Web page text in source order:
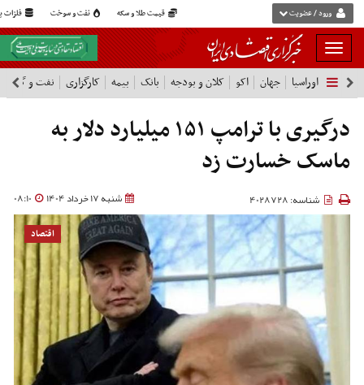
قیمت طلا و سکه نفت و سوخت فلزات ورود / عضویت
بار
و
بسته
نمودن
فهرست
اوراسیا جهان اکو کلان و بودجه بانک بیمه کارگزاری نفت و گاز
درگیری با ترامپ ۱۵۱ میلیارد دلار به
ماسک خسارت زد
شنبه 17 خرداد 1404 08:10 شناسه: 4028728
اقتصاد